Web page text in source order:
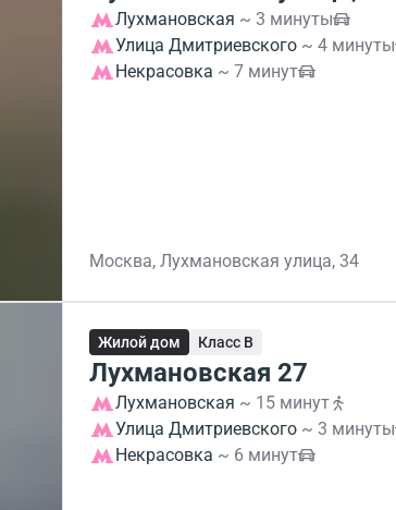
Лухмановская ~ 3 минуты
Улица Дмитриевского ~ 4 минуты
Некрасовка ~ 7 минут
Москва, Лухмановская улица, 34
Жилой дом Класс B
Лухмановская 27
Лухмановская ~ 15 минут
Улица Дмитриевского ~ 3 минуты
Некрасовка ~ 6 минут